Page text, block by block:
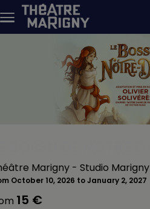
Skip to main content
Marigny - Studio Marigny
October 10, 2026 to January 2, 2027
15 €